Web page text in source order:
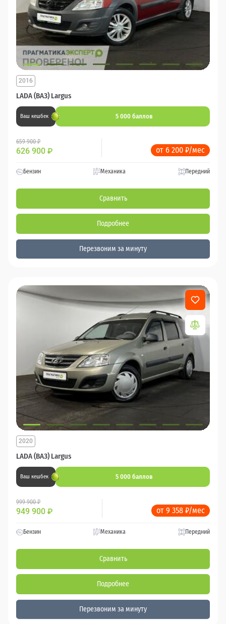
LADA (ВАЗ) Largus
2016
Ваш кешбек 5 000 баллов
659 900 ₽
626 900 ₽ от 6 200 ₽/мес
Бензин Механика Передний
Сравнить
Подробнее
Перезвоним за минуту
LADA (ВАЗ) Largus
2020
Ваш кешбек 5 000 баллов
999 900 ₽
949 900 ₽ от 9 358 ₽/мес
Бензин Механика Передний
Сравнить
Подробнее
Перезвоним за минуту